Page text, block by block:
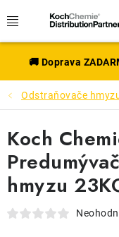
na
EXTERIÉR
DISKY A PNEU
INTERIÉR
PRÍSLUŠENSTVO
VÔNE DO AUTA
🚚 Doprava
Odstraňovače
Koch
hmyzu